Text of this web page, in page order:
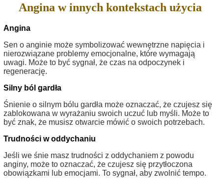
Angina w innych kontekstach użycia
Angina
Sen o anginie może symbolizować wewnętrzne napięcia i
nierozwiązane problemy emocjonalne, które wymagają
uwagi. Może to być sygnał, że czas na odpoczynek i
regenerację.
Silny ból gardła
Śnienie o silnym bólu gardła może oznaczać, że czujesz się
zablokowana w wyrażaniu swoich uczuć lub myśli. Może to
być znak, że musisz otwarcie mówić o swoich potrzebach.
Trudności w oddychaniu
Jeśli we śnie masz trudności z oddychaniem z powodu
anginy, może to oznaczać, że czujesz się przytłoczona
obowiązkami lub emocjami. To sygnał, aby zwolnić tempo.